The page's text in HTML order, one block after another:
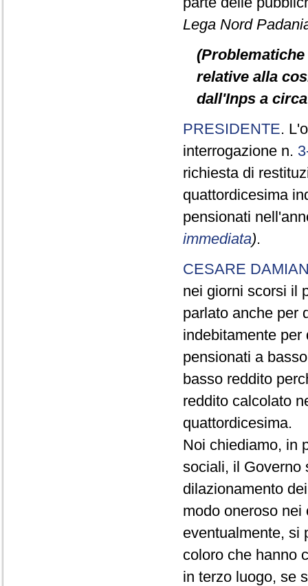
Lega Nord
relative alla
dall'Inps a
PRESIDENTE.
interrogazione n.
richiesta di
quattordicesima
pensionati
immediata).
CESARE
nei giorni scorsi il
parlato anche per
indebitamente
pensionati a
basso reddito
reddito calcolato
quattordicesima.
Noi chiediamo, in
sociali, il Governo
dilazionamento
modo oneroso
eventualmente, si
coloro che hanno
in terzo luogo, se